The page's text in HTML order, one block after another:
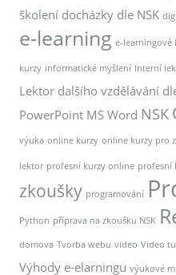
školení docházky dle NSK
e-learning e-learningové
kurzy informatické myšlení Interní
Lektor dalšího vzdělávání
PowerPoint MS Word NSK
výuka online kurzy online kurzy pro
lektor profesní kurzy online profesní
zkoušky programování
Python příprava na zkoušku NSK
domova Tvorba webu video Video
Výhody e-elarningu výukové